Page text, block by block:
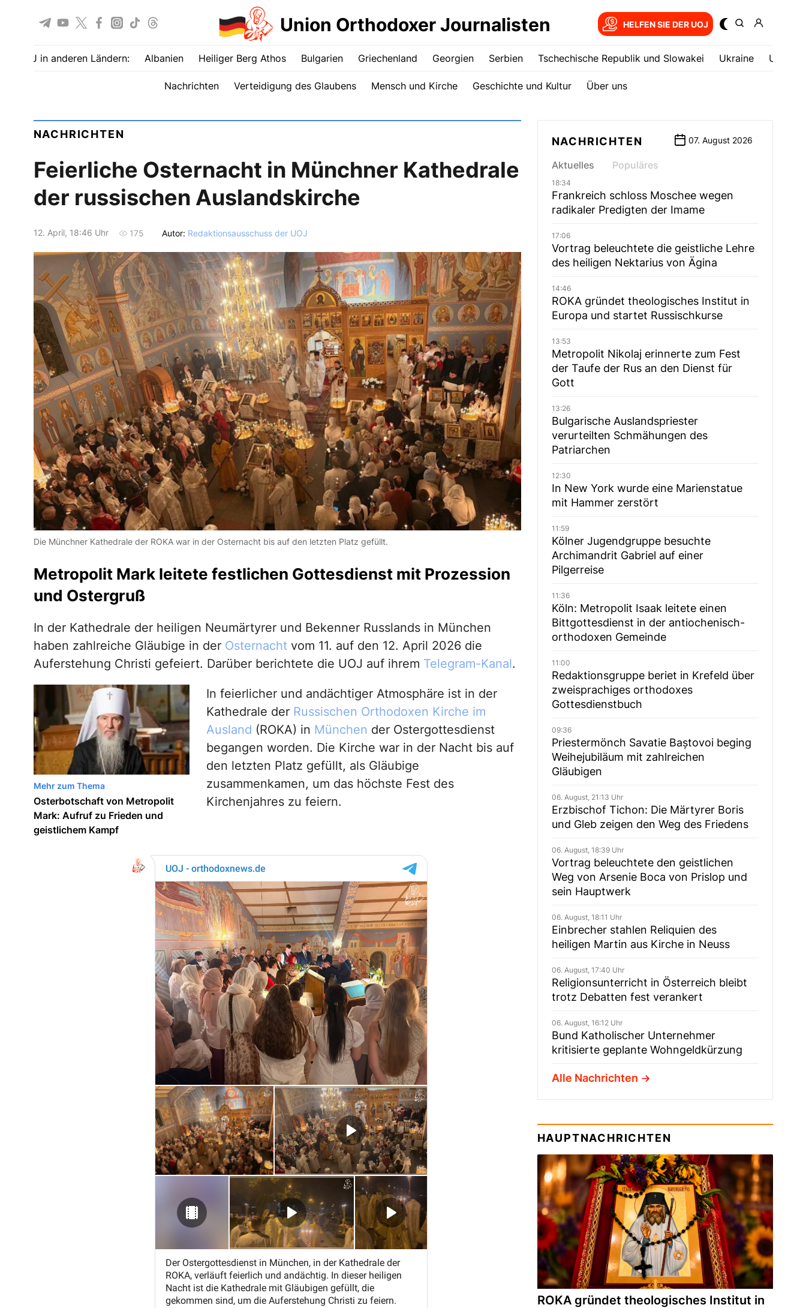
Union Orthodoxer Journalisten HELFEN SIE DER UOJ
UOJ in anderen Ländern: Albanien Heiliger Berg Athos Bulgarien Griechenland Georgien Serbien Tschechische Republik und Slowakei Ukrainе USA
Nachrichten Verteidigung des Glaubens Mensch und Kirche Geschichte und Kultur Über uns
NACHRICHTEN
Feierliche Osternacht in Münchner Kathedrale
der russischen Auslandskirche
12. April, 18:46 Uhr 175 Autor: Redaktionsausschuss der UOJ
Die Münchner Kathedrale der ROKA war in der Osternacht bis auf den letzten Platz gefüllt.
Metropolit Mark leitete festlichen Gottesdienst mit Prozession
und Ostergruß
In der Kathedrale der heiligen Neumärtyrer und Bekenner Russlands in München
haben zahlreiche Gläubige in der Osternachtvom 11. auf den 12. April 2026 die
Auferstehung Christi gefeiert. Darüber berichtete die UOJ auf ihrem Telegram-Kanal.
Mehr zum Thema
Osterbotschaft von Metropolit
Mark: Aufruf zu Frieden und
geistlichem Kampf
In feierlicher und andächtiger Atmosphäre ist in der
Kathedrale der Russischen Orthodoxen Kirche im
Ausland (ROKA) in München der Ostergottesdienst
begangen worden. Die Kirche war in der Nacht bis auf
den letzten Platz gefüllt, als Gläubige
zusammenkamen, um das höchste Fest des
Kirchenjahres zu feiern.
NACHRICHTEN 07. August 2026
Aktuelles Populäres
18:34
Frankreich schloss Moschee wegen
radikaler Predigten der Imame
17:06
Vortrag beleuchtete die geistliche Lehre
des heiligen Nektarius von Ägina
14:46
ROKA gründet theologisches Institut in
Europa und startet Russischkurse
13:53
Metropolit Nikolaj erinnerte zum Fest
der Taufe der Rus an den Dienst für
Gott
13:26
Bulgarische Auslandspriester
verurteilten Schmähungen des
Patriarchen
12:30
In New York wurde eine Marienstatue
mit Hammer zerstört
11:59
Kölner Jugendgruppe besuchte
Archimandrit Gabriel auf einer
Pilgerreise
11:36
Köln: Metropolit Isaak leitete einen
Bittgottesdienst in der antiochenisch-
orthodoxen Gemeinde
11:00
Redaktionsgruppe beriet in Krefeld über
zweisprachiges orthodoxes
Gottesdienstbuch
09:36
Priestermönch Savatie Baștovoi beging
Weihejubiläum mit zahlreichen
Gläubigen
06. August, 21:13 Uhr
Erzbischof Tichon: Die Märtyrer Boris
und Gleb zeigen den Weg des Friedens
06. August, 18:39 Uhr
Vortrag beleuchtete den geistlichen
Weg von Arsenie Boca von Prislop und
sein Hauptwerk
06. August, 18:11 Uhr
Einbrecher stahlen Reliquien des
heiligen Martin aus Kirche in Neuss
06. August, 17:40 Uhr
Religionsunterricht in Österreich bleibt
trotz Debatten fest verankert
06. August, 16:12 Uhr
Bund Katholischer Unternehmer
kritisierte geplante Wohngeldkürzung
Alle Nachrichten
HAUPTNACHRICHTEN
ROKA gründet theologisches Institut in